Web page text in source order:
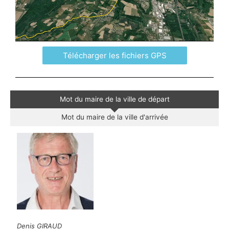
Télécharger les fichiers GPS
Mot du maire de la ville de départ
Mot du maire de la ville d'arrivée
Denis GIRAUD